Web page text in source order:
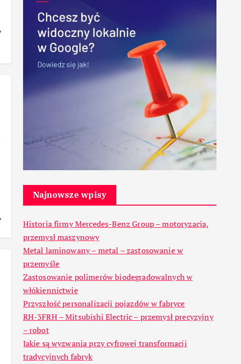
Najnowsze wpisy
Historia firmy Mercedes-Benz Group – motoryzacja,
przemysł maszynowy
Metal laminowany – metal – zastosowanie w
przemyśle
Zastosowanie polimerów biodegradowalnych w
włókiennictwie
Przyszłość personalizacji pojazdów w fabryce
RH-3FRH – Mitsubishi Electric – przemysł precyzyjny
– robot
Jakie są wyzwania przy cyfrowej transformacji
tradycyjnych fabryk